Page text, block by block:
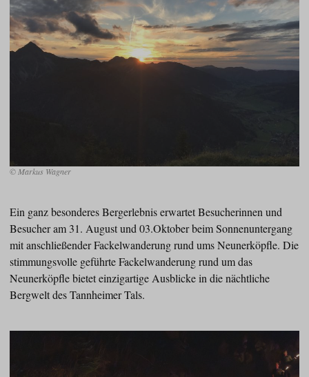
© Markus Wagner
Ein ganz besonderes Bergerlebnis erwartet Besucherinnen und
Besucher am 31. August und 03.Oktober beim Sonnenuntergang
mit anschließender Fackelwanderung rund ums Neunerköpfle. Die
stimmungsvolle geführte Fackelwanderung rund um das
Neunerköpfle bietet einzigartige Ausblicke in die nächtliche
Bergwelt des Tannheimer Tals.